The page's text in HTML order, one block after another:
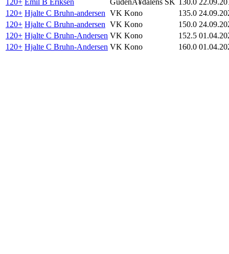
120+ Hjalte C Bruhn-andersen VK Kono 135.0
120+ Hjalte C Bruhn-andersen VK Kono 150.0
120+ Hjalte C Bruhn-Andersen VK Kono 152.5
120+ Hjalte C Bruhn-Andersen VK Kono 160.0